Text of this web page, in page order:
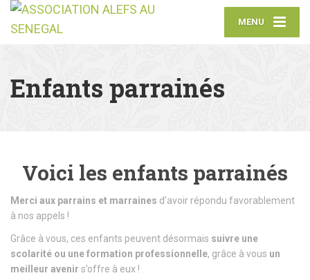
MENU
Enfants parrainés
Voici les enfants parrainés
Merci aux parrains et marraines d’avoir répondu favorablement
à nos appels !
Grâce à vous, ces enfants peuvent désormais suivre une
scolarité ou une formation professionnelle, grâce à vous un
meilleur avenir s’offre à eux !